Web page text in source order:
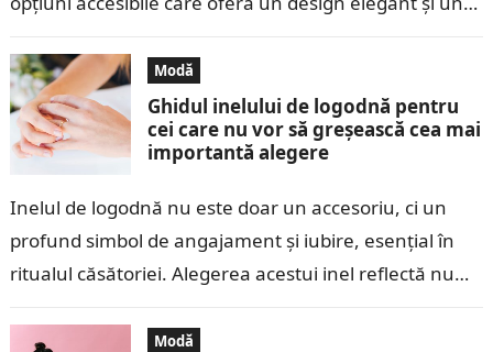
Modă
Ghidul inelului de logodnă pentru
cei care nu vor să greșească cea mai
importantă alegere
Inelul de logodnă nu este doar un accesoriu, ci un
profund simbol de angajament și iubire, esențial în
ritualul căsătoriei. Alegerea acestui inel reflectă nu
Modă